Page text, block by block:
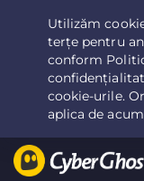
Ai ales:Cea mai bună